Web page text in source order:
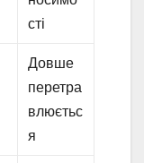
сті
Довше
перетра
влюєтьс
я